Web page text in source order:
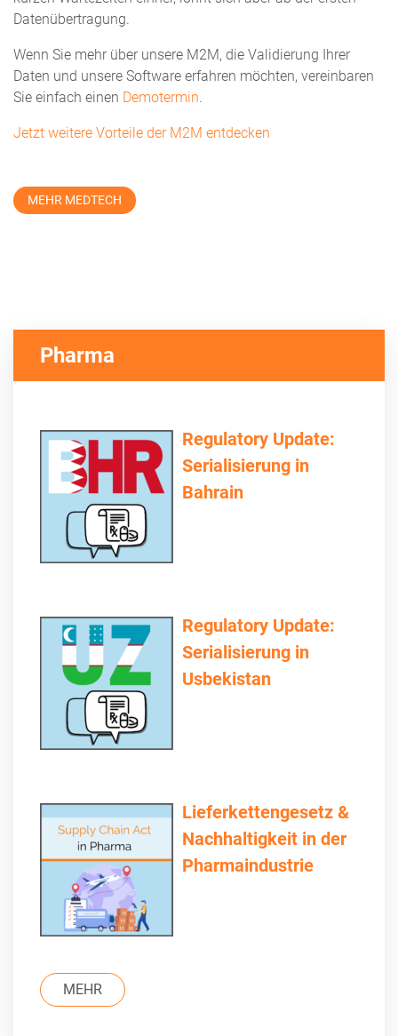
Datenübertragung.
Wenn Sie mehr über unsere M2M, die Validierung Ihrer
Daten und unsere Software erfahren möchten, vereinbaren
Sie einfach einen Demotermin.
Jetzt weitere Vorteile der M2M entdecken
MEHR MEDTECH
Pharma
Regulatory Update:
Serialisierung in
Bahrain
Regulatory Update:
Serialisierung in
Usbekistan
Lieferkettengesetz &
Nachhaltigkeit in der
Pharmaindustrie
MEHR